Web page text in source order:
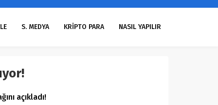
S. MEDYA KRİPTO PARA NASIL YAPILIR
açıkladı!